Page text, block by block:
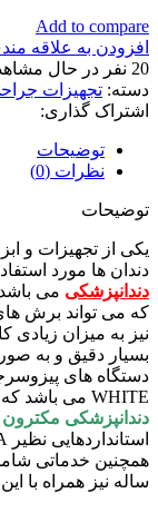
Add to compare
افزودن به علاقه
20 نفر در حال
دسته: تجهیزات
اشتراک گذاری:
توضیحات
نظرات (0)
توضیحات
یکی از تجهیزات و
دندان ها مورد
دندانپزشکی می
که می تواند برش های
نیز به میزان
بسیار دقیق و به
دستگاه های
WHITE می باشد که محصول کشور ایتالیا است.
دندانپزشکی مکترون MECTRON مدل WHITE
همچنین خدماتی
ساله نیز همراه با